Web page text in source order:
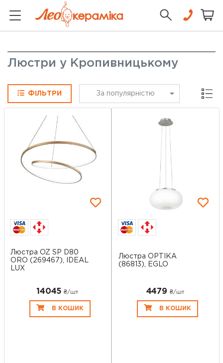
Люстри у Кропивницькому
ФІЛЬТРИ За популярністю Сітка
Люстра OZ SP D80
ORO (269467), IDEAL
LUX
14045 ₴/шт
В КОШИК
Люстра OPTIKA
(86813), EGLO
4479 ₴/шт
В КОШИК